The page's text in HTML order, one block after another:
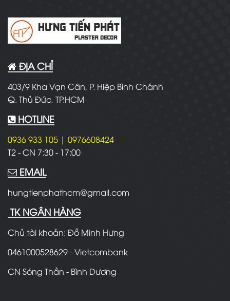
ĐỊA CHỈ
403/9 Kha Vạn Cân, P. Hiệp Bình Chánh
Q. Thủ Đức, TP.HCM
HOTLINE
0936 933 105 | 0976608424
T2 - CN 7:30 - 17:00
EMAIL
hungtienphathcm@gmail.com
TK NGÂN HÀNG
Chủ tài khoản: Đỗ Minh Hưng
0461000528629 - Vietcombank
CN Sóng Thần - Bình Dương